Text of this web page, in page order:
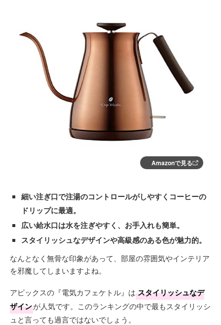
Amazonで見る
細い注ぎ口で注湯のコントロールがしやすくコーヒーの
ドリップに最適。
広い給水口は水を注ぎやすく、お手入れも簡単。
スタイリッシュなデザインや高級感のある色が魅力的。
なんとなく無骨な印象があって、部屋の雰囲気やインテリア
を邪魔してしまいますよね。
アピックスの『電気カフェケトル』は スタイリッシュなデ
ザインが人気です。このランキングの中で最もスタイリッシ
ュと言っても過言ではないでしょう。